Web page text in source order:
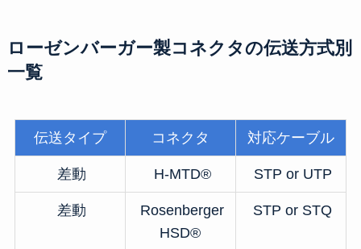
ローゼンバーガー製コネクタの伝送方式別
一覧
伝送タイプ コネクタ 対応ケーブル
差動 H-MTD® STP or UTP
差動
Rosenberger
HSD®
STP or STQ